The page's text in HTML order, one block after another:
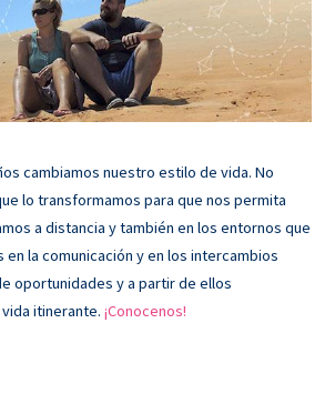
cambiamos nuestro estilo de vida. No
lo transformamos para que nos permita
a distancia y también en los entornos que
en la comunicación y en los intercambios
oportunidades y a partir de ellos
itinerante. ¡Conocenos!